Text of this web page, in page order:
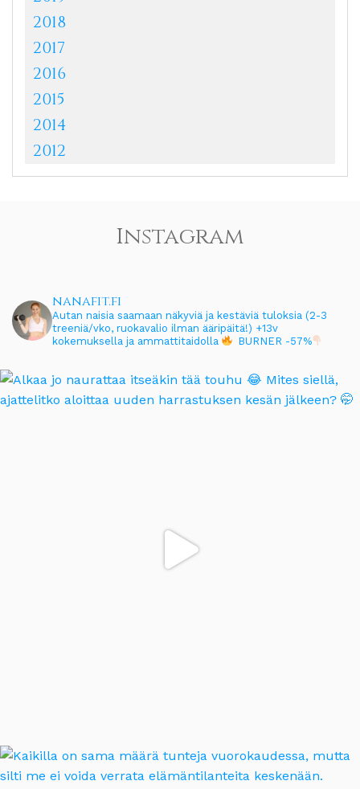
2018
2017
2016
2015
2014
2012
Instagram
nanafit.fi
Autan naisia saamaan näkyviä ja kestäviä tuloksia (2-3
treeniä/vko, ruokavalio ilman ääripäitä!) +13v
kokemuksella ja ammattitaidolla
BURNER -57%